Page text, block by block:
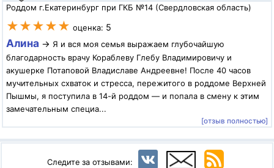
Роддом г.Екатеринбург при ГКБ №14 (Свердловская область)
★★★★★ оценка: 5
Алина → Я и вся моя семья выражаем глубочайшую
благодарность врачу Кораблеву Глебу Владимировичу и
акушерке Потаповой Владиславе Андреевне! После 40 часов
мучительных схваток и стресса, пережитого в роддоме Верхней
Пышмы, я поступила в 14-й роддом — и попала в смену к этим
замечательным специа...
[отзыв полностью]
Следите за отзывами: